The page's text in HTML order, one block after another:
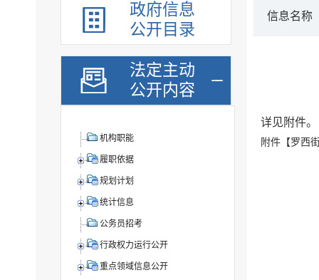
政府信息
公开目录
法定主动
公开内容
机构职能
履职依据
规划计划
统计信息
公务员招考
行政权力运行公开
重点领域信息公开
信息名称
详见附件。
附件【罗西